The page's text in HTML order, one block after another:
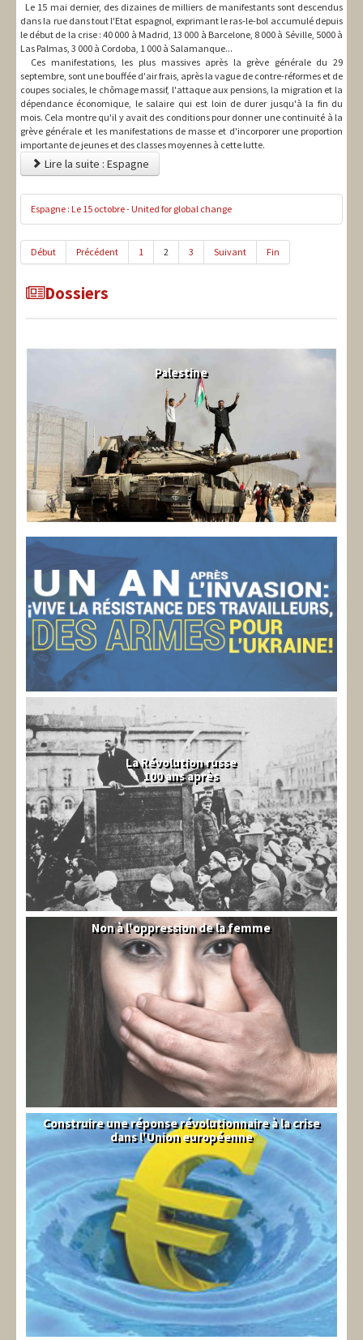
Le 15 mai dernier, des dizaines de milliers de manifestants sont descendus
dans la rue dans tout l'Etat espagnol, exprimant le ras-le-bol accumulé depuis
le début de la crise : 40 000 à Madrid, 13 000 à Barcelone, 8 000 à Séville, 5000 à
Las Palmas, 3 000 à Cordoba, 1 000 à Salamanque...
Ces manifestations, les plus massives après la grève générale du 29
septembre, sont une bouffée d'air frais, après la vague de contre-réformes et de
coupes sociales, le chômage massif, l'attaque aux pensions, la migration et la
dépendance économique, le salaire qui est loin de durer jusqu'à la fin du
mois. Cela montre qu'il y avait des conditions pour donner une continuité à la
grève générale et les manifestations de masse et d'incorporer une proportion
importante de jeunes et des classes moyennes à cette lutte.
Lire la suite : Espagne
Espagne : Le 15 octobre - United for global change
Début Précédent 1 2 3 Suivant Fin
Dossiers
Palestine
La Révolution russe
100 ans après
Syrie
Non à l'oppression de la femme
Syndical
Construire une réponse révolutionnaire à la crise
dans l'Union européenne